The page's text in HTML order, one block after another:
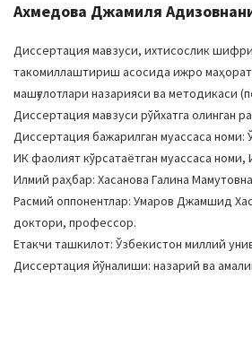
Ахмедова Джамиля
Диссертация мавзуси, ихтисослик
такомиллаштириш асосида ижро
машғулотлари назарияси ва методикаси
Диссертация мавзуси рўйхатга олинган
Диссертация бажарилган муассаса
ИК фаолият кўрсатаётган муассаса
Илмий раҳбар: Хасанова Галина
Расмий оппонентлар: Умаров Джамшид
доктори, профессор.
Етакчи ташкилот: Ўзбекистон миллий
Диссертация йўналиши: назарий ва